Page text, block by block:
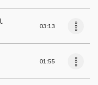
03:13
01:55